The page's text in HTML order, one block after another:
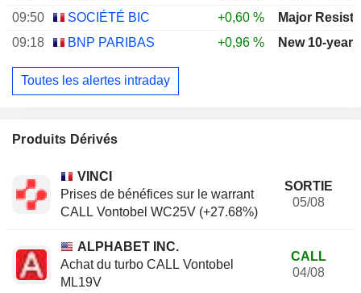
09:50
SOCIÉTÉ BIC
+0,60 %
09:18
BNP PARIBAS +0,96 % New 10-year
Toutes les alertes intraday
Produits Dérivés
VINCI
Prises de bénéfices sur le warrant
CALL Vontobel WC25V (+27.68%)
SORTIE
05/08
ALPHABET INC.
Achat du turbo CALL Vontobel
ML19V
CALL
04/08